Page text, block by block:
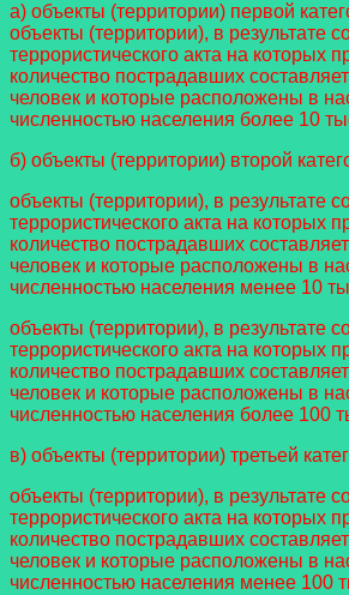
а) объекты (территории) первой
объекты (территории), в результате
террористического акта на которых
количество пострадавших
человек и которые расположены в
численностью населения более 10
б) объекты (территории) второй
объекты (территории), в результате
террористического акта на которых
количество пострадавших
человек и которые расположены в
численностью населения менее 10
объекты (территории), в результате
террористического акта на которых
количество пострадавших
человек и которые расположены в
численностью населения более 100
в) объекты (территории) третьей
объекты (территории), в результате
террористического акта на которых
количество пострадавших
человек и которые расположены в
численностью населения менее 100